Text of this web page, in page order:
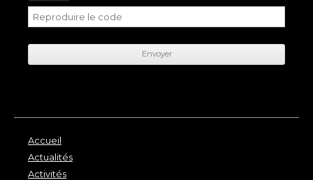
Accueil
Actualités
Activités